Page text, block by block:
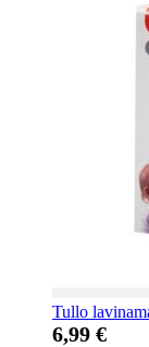
Tullo
6,99 €